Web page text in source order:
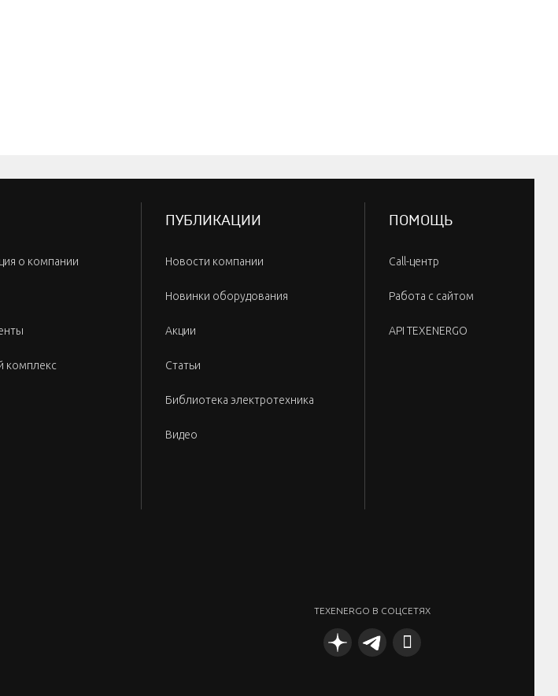
о компании
комплекс
ПУБЛИКАЦИИ
Новости компании
Новинки оборудования
Акции
Статьи
Библиотека электротехника
Видео
ПОМОЩЬ
Call-центр
Работа с сайтом
API TEXENERGO
TEXENERGO В СОЦСЕТЯХ